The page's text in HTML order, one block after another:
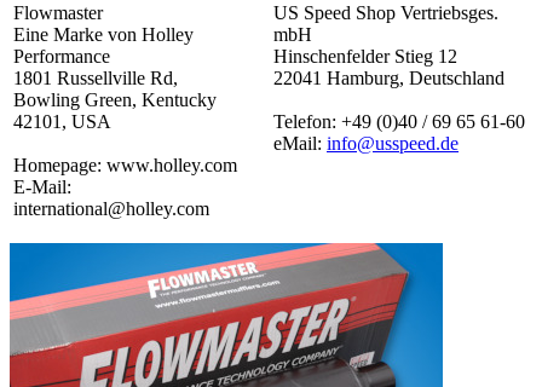
Flowmaster
Eine Marke von Holley
Performance
1801 Russellville Rd,
Bowling Green, Kentucky
42101, USA
Homepage: www.holley.com
E-Mail:
international@holley.com
US Speed Shop Vertriebsges.
mbH
Hinschenfelder Stieg 12
22041 Hamburg, Deutschland
Telefon: +49 (0)40 / 69 65 61-60
eMail: info@usspeed.de